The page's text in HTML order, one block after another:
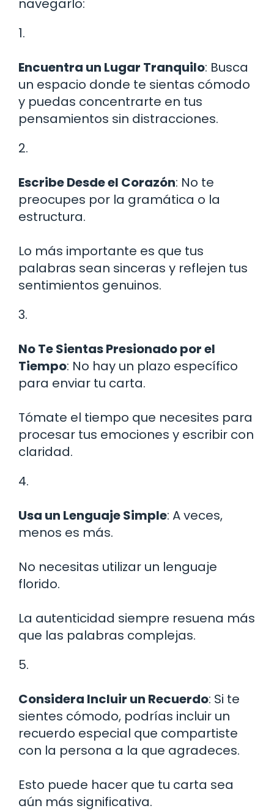
1.
Encuentra un Lugar Tranquilo: Busca
un espacio donde te sientas cómodo
y puedas concentrarte en tus
pensamientos sin distracciones.
2.
Escribe Desde el Corazón: No te
preocupes por la gramática o la
estructura.
Lo más importante es que tus
palabras sean sinceras y reflejen tus
sentimientos genuinos.
3.
No Te Sientas Presionado por el
Tiempo: No hay un plazo específico
para enviar tu carta.
Tómate el tiempo que necesites para
procesar tus emociones y escribir con
claridad.
4.
Usa un Lenguaje Simple: A veces,
menos es más.
No necesitas utilizar un lenguaje
florido.
La autenticidad siempre resuena más
que las palabras complejas.
5.
Considera Incluir un Recuerdo: Si te
sientes cómodo, podrías incluir un
recuerdo especial que compartiste
con la persona a la que agradeces.
Esto puede hacer que tu carta sea
aún más significativa.